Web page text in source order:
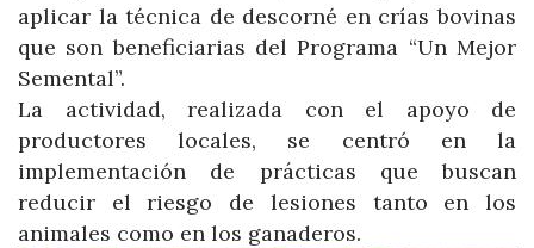
aplicar la técnica de descorné en crías bovinas
que son beneficiarias del Programa “Un Mejor
Semental”.
La actividad, realizada con el apoyo de
productores locales, se centró en la
implementación de prácticas que buscan
reducir el riesgo de lesiones tanto en los
animales como en los ganaderos.